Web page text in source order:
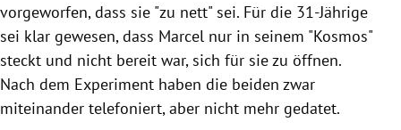
vorgeworfen, dass sie "zu nett" sei. Für die 31-Jährige
sei klar gewesen, dass Marcel nur in seinem "Kosmos"
steckt und nicht bereit war, sich für sie zu öffnen.
Nach dem Experiment haben die beiden zwar
miteinander telefoniert, aber nicht mehr gedatet.